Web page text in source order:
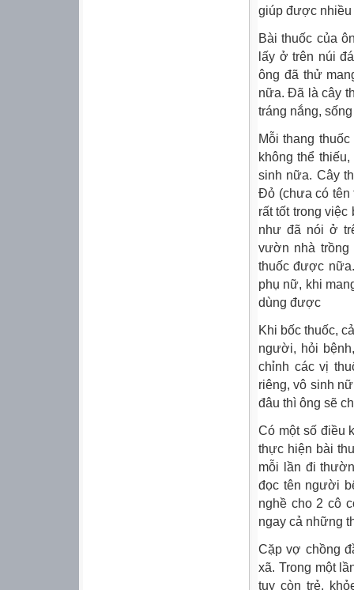
giúp được nhiều
Bài thuốc của
lấy ở trên núi
ông đã thử
nữa. Đã là cây
tráng nắng,
Mỗi thang
không thể
sinh nữa. Cây
Đỏ (chưa có tên
rất tốt trong
như đã nói ở
vườn nhà trồng
thuốc được
phụ nữ, khi
dùng được
Khi bốc thuốc,
người, hỏi
chỉnh các vị
riêng, vô sinh
đâu thì ông sẽ
Có một số điều
thực hiện bài
mỗi lần đi
đọc tên người
nghề cho 2 cô
ngay cả những
Cặp vợ chồng
xã. Trong một
tuy còn trẻ,